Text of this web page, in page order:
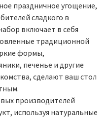
праздничное угощение,
сладкого в
включает в себя
традиционной
формы,
печенье и другие
сделают ваш стол
производителей
используя натуральные